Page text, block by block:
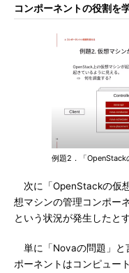
コンポーネントの役割を
例題2．「OpenStack
次に「OpenStackの仮
想マシンの管理コンポー
という状況が発生したとす
単に「Novaの問題」と
ポーネントはコンピュー